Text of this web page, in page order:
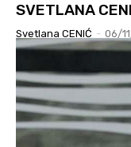
SVETLANA
Svetlana CENIĆ - 06/